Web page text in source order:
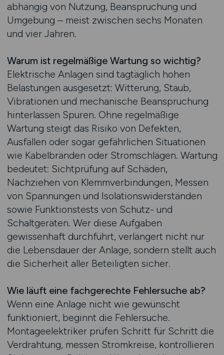
abhängig von Nutzung, Beanspruchung und
Umgebung – meist zwischen sechs Monaten
und vier Jahren.
Warum ist regelmäßige Wartung so wichtig?
Elektrische Anlagen sind tagtäglich hohen
Belastungen ausgesetzt: Witterung, Staub,
Vibrationen und mechanische Beanspruchung
hinterlassen Spuren. Ohne regelmäßige
Wartung steigt das Risiko von Defekten,
Ausfällen oder sogar gefährlichen Situationen
wie Kabelbränden oder Stromschlägen. Wartung
bedeutet: Sichtprüfung auf Schäden,
Nachziehen von Klemmverbindungen, Messen
von Spannungen und Isolationswiderständen
sowie Funktionstests von Schutz- und
Schaltgeräten. Wer diese Aufgaben
gewissenhaft durchführt, verlängert nicht nur
die Lebensdauer der Anlage, sondern stellt auch
die Sicherheit aller Beteiligten sicher.
Wie läuft eine fachgerechte Fehlersuche ab?
Wenn eine Anlage nicht wie gewünscht
funktioniert, beginnt die Fehlersuche.
Montageelektriker prüfen Schritt für Schritt die
Verdrahtung, messen Stromkreise, kontrollieren